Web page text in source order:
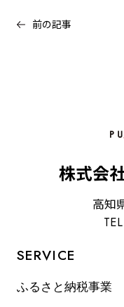
前の記事
株式会
高知
SERVICE
ふるさと納税事業